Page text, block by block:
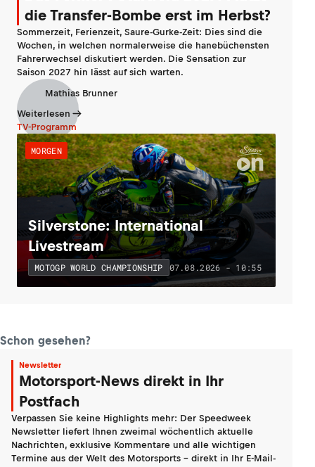
die Transfer-Bombe erst im Herbst?
Sommerzeit, Ferienzeit, Saure-Gurke-Zeit: Dies sind die
Wochen, in welchen normalerweise die hanebüchensten
Fahrerwechsel diskutiert werden. Die Sensation zur
Saison 2027 hin lässt auf sich warten.
Mathias Brunner
Weiterlesen
TV-Programm
MORGEN
Silverstone: International
Livestream
MOTOGP WORLD CHAMPIONSHIP 07.08.2026 - 10:55
Schon gesehen?
Newsletter
Motorsport-News direkt in Ihr
Postfach
Verpassen Sie keine Highlights mehr: Der Speedweek
Newsletter liefert Ihnen zweimal wöchentlich aktuelle
Nachrichten, exklusive Kommentare und alle wichtigen
Termine aus der Welt des Motorsports - direkt in Ihr E-Mail-